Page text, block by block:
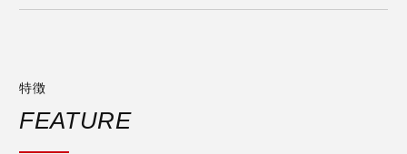
特徴
FEATURE